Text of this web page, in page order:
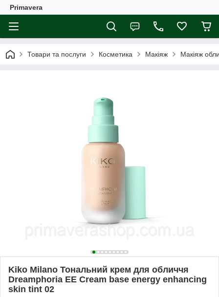
Primavera
Товари та послуги Косметика Макіяж Макіяж
Kiko Milano Тональний крем для обличчя
Dreamphoria EE Cream base energy enhancing
skin tint 02